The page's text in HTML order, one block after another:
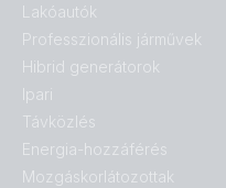
Lakóautók
Professzionális járművek
Hibrid generátorok
Ipari
Távközlés
Energia-hozzáférés
Mozgáskorlátozottak